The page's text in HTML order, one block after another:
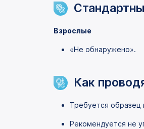
Взрослые
«Не обнаружено».
Как
Требуется образец
Рекомендуется не